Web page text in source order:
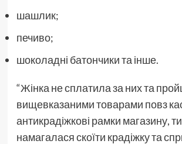
шашлик;
печиво;
шоколадні батончики та інше.
“Жінка не сплатила за них та
вищевказаними товарами повз
антикрадіжкові рамки магазину,
намагалася скоїти крадіжку та